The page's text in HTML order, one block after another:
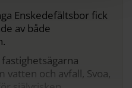
Enskedefältsbor fick
av både
vatten och avfall, Svoa,